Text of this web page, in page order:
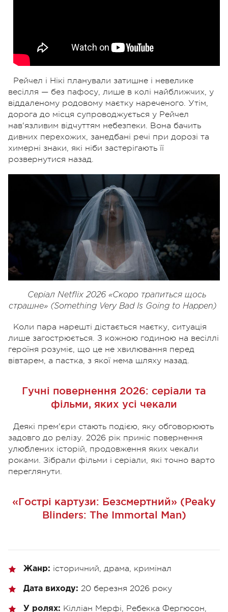
Рейчел і Нікі планували затишне і невелике
весілля — без пафосу, лише в колі найближчих, у
віддаленому родовому маєтку нареченого. Утім,
дорога до місця супроводжується у Рейчел
нав'язливим відчуттям небезпеки. Вона бачить
дивних перехожих, занедбані речі при дорозі та
химерні знаки, які ніби застерігають її
розвернутися назад.
Серіал Netflix 2026 «Скоро трапиться щось
страшне» (Something Very Bad Is Going to Happen)
Коли пара нарешті дістається маєтку, ситуація
лише загострюється. З кожною годиною на весіллі
героїня розуміє, що це не хвилювання перед
вівтарем, а пастка, з якої нема шляху назад.
Гучні повернення 2026: серіали та
фільми, яких усі чекали
Деякі прем'єри стають подією, яку обговорюють
задовго до релізу. 2026 рік приніс повернення
улюблених історій, продовження яких чекали
роками. Зібрали фільми і серіали, які точно варто
переглянути.
«Гострі картузи: Безсмертний» (Peaky
Blinders: The Immortal Man)
Жанр: історичний, драма, кримінал
Дата виходу: 20 березня 2026 року
У ролях: Кілліан Мерфі, Ребекка Фергюсон,